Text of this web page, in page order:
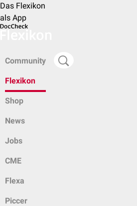
Das Flexikon
als App
Community
Flexikon
Shop
News
Jobs
CME
Flexa
Piccer